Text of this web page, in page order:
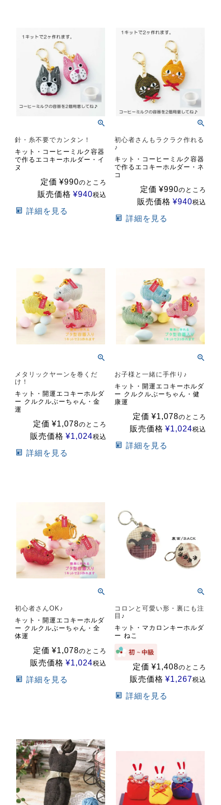
針・糸不要でカンタン！
キット・コーヒーミルク容器
で作るエコキーホルダー・イ
ヌ
定価 ¥990のところ
販売価格 ¥940税込
詳細を見る
初心者さんもラクラク作れる
♪
キット・コーヒーミルク容器
で作るエコキーホルダー・ネ
コ
定価 ¥990のところ
販売価格 ¥940税込
詳細を見る
メタリックヤーンを巻くだ
け！
キット・開運エコキーホルダ
ー クルクルぶーちゃん・金
運
定価 ¥1,078のところ
販売価格 ¥1,024税込
詳細を見る
お子様と一緒に手作り♪
キット・開運エコキーホルダ
ー クルクルぶーちゃん・健
康運
定価 ¥1,078のところ
販売価格 ¥1,024税込
詳細を見る
初心者さんOK♪
キット・開運エコキーホルダ
ー クルクルぶーちゃん・全
体運
定価 ¥1,078のところ
販売価格 ¥1,024税込
詳細を見る
コロンと可愛い形・裏にも注
目♪
キット・マカロンキーホルダ
ー ねこ
定価 ¥1,408のところ
販売価格 ¥1,267税込
詳細を見る